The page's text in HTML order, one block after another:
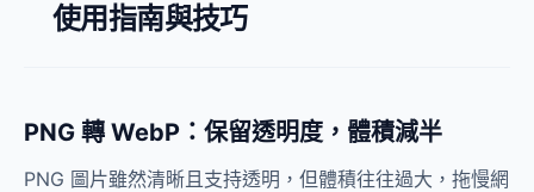
使用指南與技巧
PNG 轉 WebP：保留透明度，體積減半
PNG 圖片雖然清晰且支持透明，但體積往往過大，拖慢網